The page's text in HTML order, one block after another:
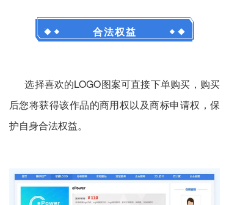
合法权益
选择喜欢的LOGO图案可直接下单购买 ，购买
后您将获得该作品的商用权以及商标申请权，保
护自身合法权益。